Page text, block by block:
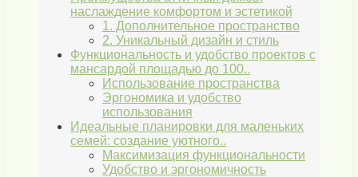
наслаждение комфортом и эстетикой
1. Дополнительное пространство
2. Уникальный дизайн и стиль
Функциональность и удобство проектов с
мансардой площадью до 100..
Использование пространства
Эргономика и удобство
использования
Идеальные планировки для маленьких
семей: создание уютного..
Максимизация функциональности
Удобство и эргономичность